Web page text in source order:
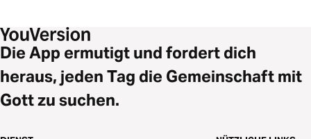
Die App ermutigt und fordert dich
heraus, jeden Tag die Gemeinschaft mit
Gott zu suchen.